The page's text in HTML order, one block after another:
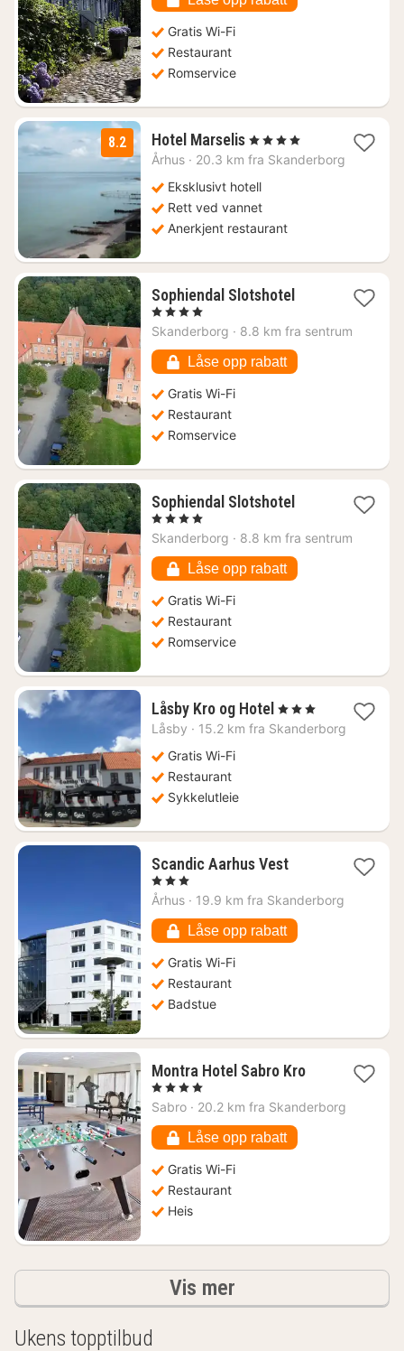
kr.
Gratis Wi-Fi
Restaurant
Romservice
8.2 Hotel Marselis1
natt
1476
kr.
, 4 Stjerner
Århus · 20.3 km fra Skanderborg
Eksklusivt hotell
Rett ved vannet
Anerkjent restaurant
Sophiendal Slotshotel1
fra
kr.
, 4 Stjerner
Skanderborg · 8.8 km fra sentrum
Låse opp rabatt
Gratis Wi-Fi
Restaurant
Romservice
Sophiendal Slotshotel1
fra
kr.
, 4 Stjerner
Skanderborg · 8.8 km fra sentrum
Låse opp rabatt
Gratis Wi-Fi
Restaurant
Romservice
Låsby Kro og Hotel 1
natt
, 3 Stjerner
Låsby · 15.2 km fra Skanderborg
Gratis Wi-Fi
Restaurant
Sykkelutleie
Scandic Aarhus Vest1
fra
kr.
, 3 Stjerner
Århus · 19.9 km fra Skanderborg
Låse opp rabatt
Gratis Wi-Fi
Restaurant
Badstue
Montra Hotel Sabro Kro1
fra
, 4 Stjerner
Sabro · 20.2 km fra Skanderborg
Låse opp rabatt
Gratis Wi-Fi
Restaurant
Heis
Vis merResultater
Ukens topptilbud